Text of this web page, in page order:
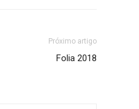
Próximo artigo
Folia 2018